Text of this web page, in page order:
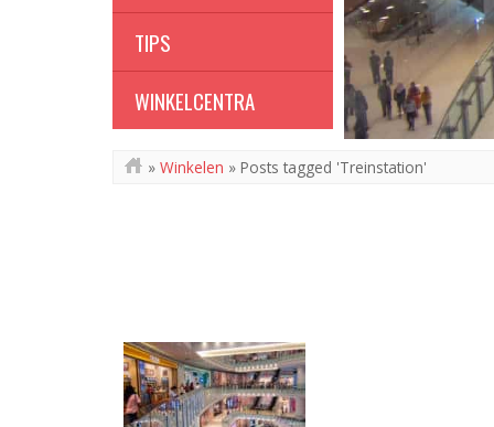
TIPS
WINKELCENTRA
» Winkelen » Posts tagged 'Treinstation'